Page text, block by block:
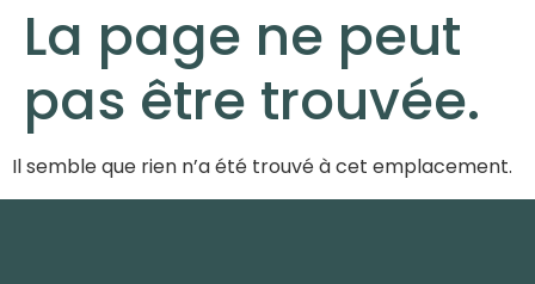
La page ne peut
pas être trouvée.
Il semble que rien n’a été trouvé à cet emplacement.